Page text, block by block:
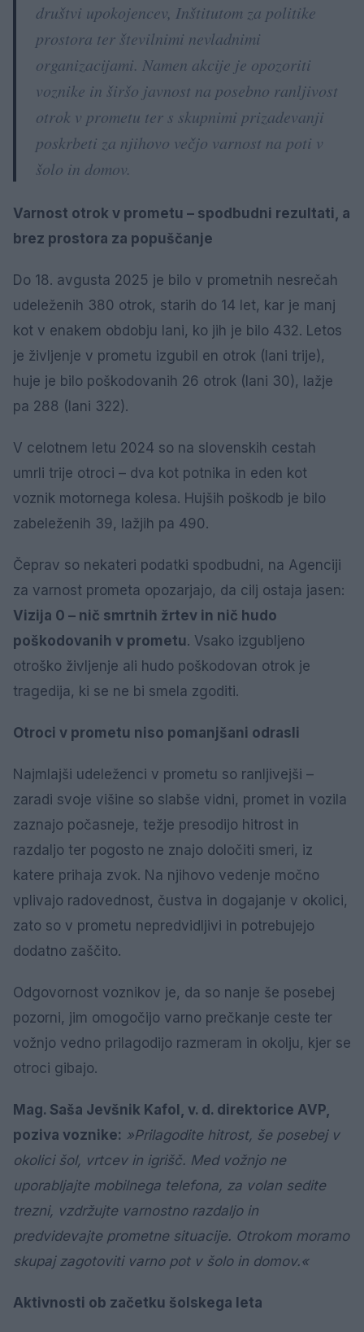
društvi upokojencev, Inštitutom za politike
prostora ter številnimi nevladnimi
organizacijami. Namen akcije je opozoriti
voznike in širšo javnost na posebno ranljivost
otrok v prometu ter s skupnimi prizadevanji
poskrbeti za njihovo večjo varnost na poti v
šolo in domov.
Varnost otrok v prometu – spodbudni rezultati, a
brez prostora za popuščanje
Do 18. avgusta 2025 je bilo v prometnih nesrečah
udeleženih 380 otrok, starih do 14 let, kar je manj
kot v enakem obdobju lani, ko jih je bilo 432. Letos
je življenje v prometu izgubil en otrok (lani trije),
huje je bilo poškodovanih 26 otrok (lani 30), lažje
pa 288 (lani 322).
V celotnem letu 2024 so na slovenskih cestah
umrli trije otroci – dva kot potnika in eden kot
voznik motornega kolesa. Hujših poškodb je bilo
zabeleženih 39, lažjih pa 490.
Čeprav so nekateri podatki spodbudni, na Agenciji
za varnost prometa opozarjajo, da cilj ostaja jasen:
Vizija 0 – nič smrtnih žrtev in nič hudo
poškodovanih v prometu. Vsako izgubljeno
otroško življenje ali hudo poškodovan otrok je
tragedija, ki se ne bi smela zgoditi.
Otroci v prometu niso pomanjšani odrasli
Najmlajši udeleženci v prometu so ranljivejši –
zaradi svoje višine so slabše vidni, promet in vozila
zaznajo počasneje, težje presodijo hitrost in
razdaljo ter pogosto ne znajo določiti smeri, iz
katere prihaja zvok. Na njihovo vedenje močno
vplivajo radovednost, čustva in dogajanje v okolici,
zato so v prometu nepredvidljivi in potrebujejo
dodatno zaščito.
Odgovornost voznikov je, da so nanje še posebej
pozorni, jim omogočijo varno prečkanje ceste ter
vožnjo vedno prilagodijo razmeram in okolju, kjer se
otroci gibajo.
Mag. Saša Jevšnik Kafol, v. d. direktorice AVP,
poziva voznike: »Prilagodite hitrost, še posebej v
okolici šol, vrtcev in igrišč. Med vožnjo ne
uporabljajte mobilnega telefona, za volan sedite
trezni, vzdržujte varnostno razdaljo in
predvidevajte prometne situacije. Otrokom moramo
skupaj zagotoviti varno pot v šolo in domov.«
Aktivnosti ob začetku šolskega leta